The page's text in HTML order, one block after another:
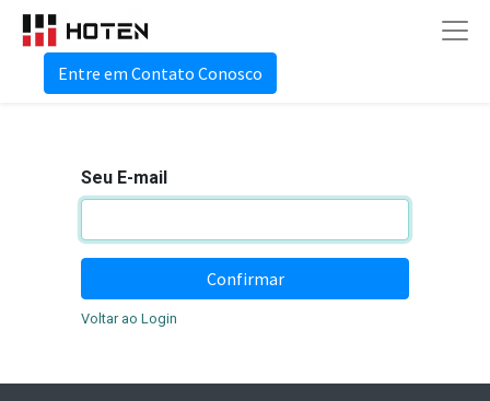
Entre em Contato Conosco
Seu E-mail
Confirmar
Voltar ao Login